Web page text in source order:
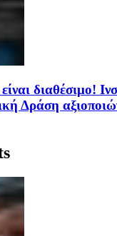
διαθέσιμο!
Δράση